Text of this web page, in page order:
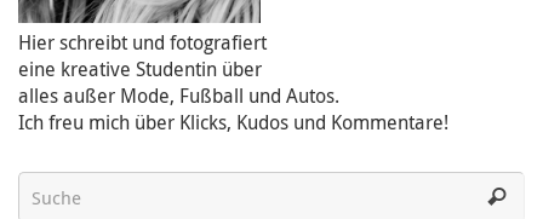
Hier schreibt und fotografiert
eine kreative Studentin über
alles außer Mode, Fußball und Autos.
Ich freu mich über Klicks, Kudos und Kommentare!